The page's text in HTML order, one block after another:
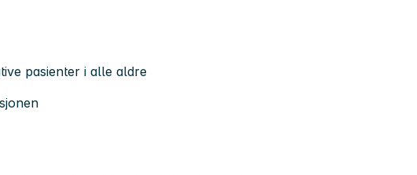
pasienter i alle aldre